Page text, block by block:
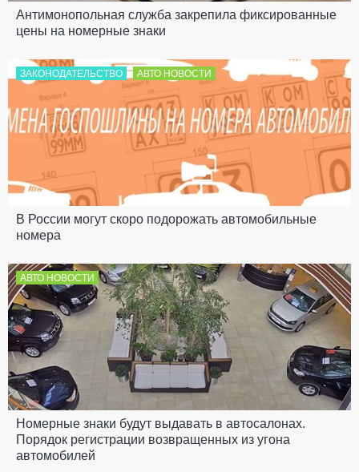
Антимонопольная служба закрепила фиксированные
цены на номерные знаки
ЗАКОНОДАТЕЛЬСТВО АВТО НОВОСТИ
В России могут скоро подорожать автомобильные
номера
АВТО НОВОСТИ
Номерные знаки будут выдавать в автосалонах.
Порядок регистрации возвращенных из угона
автомобилей